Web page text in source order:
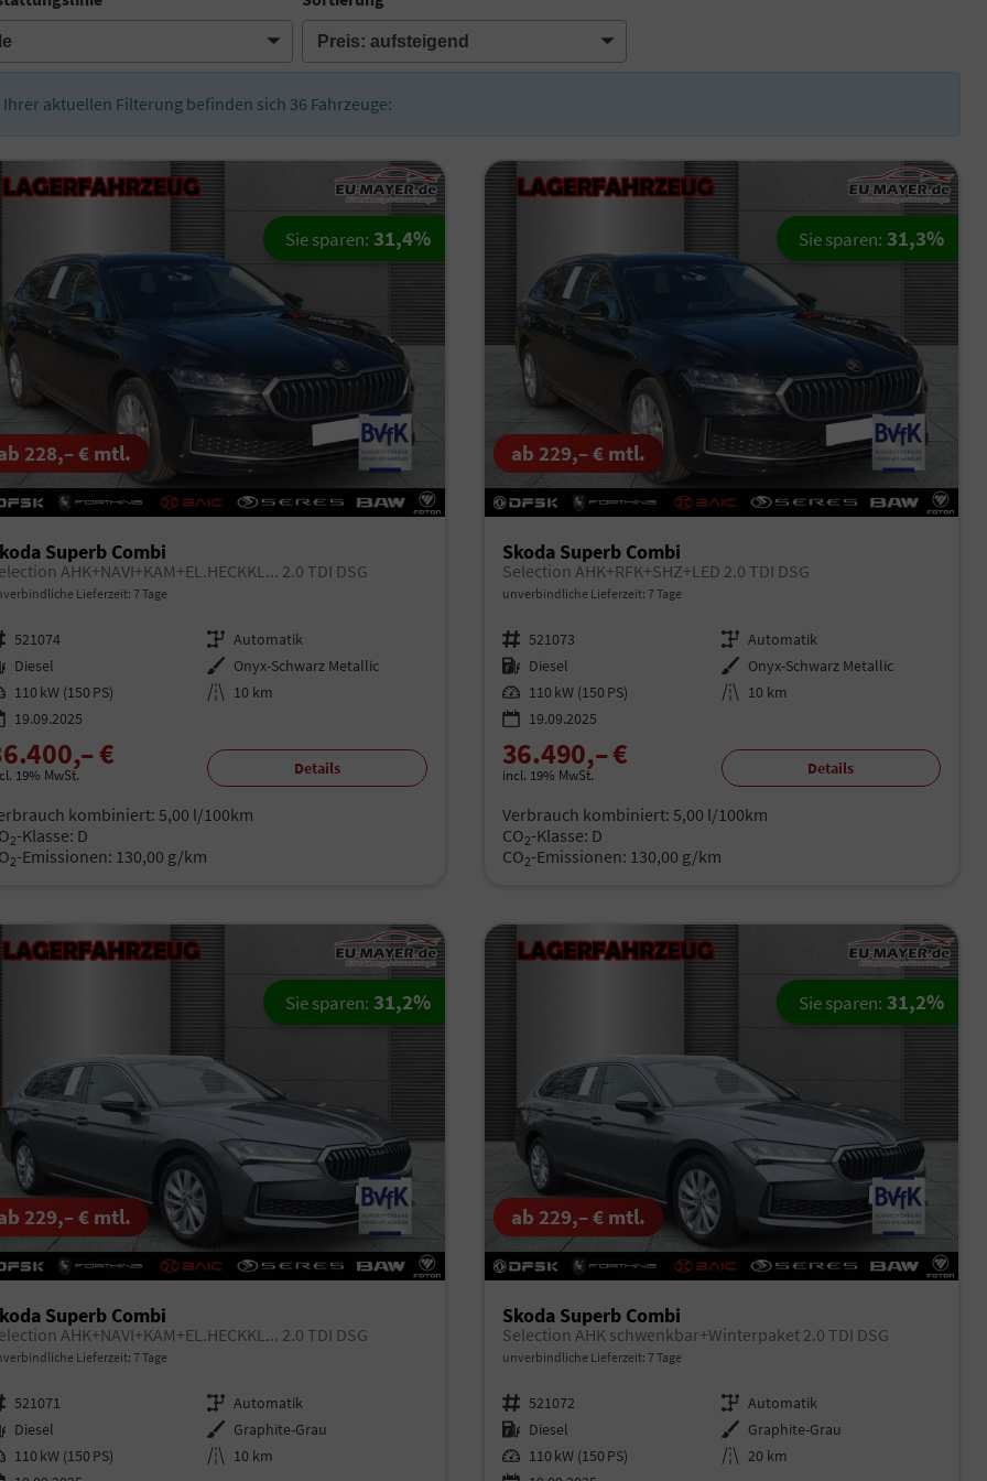
Ihrer aktuellen Filterung befinden sich 36 Fahrzeuge:
228,– € mtl.
Superb Combi
AHK+NAVI+KAM+EL.HECKKL... 2.0 TDI DSG
Lieferzeit:7 Tage
521074 Getriebe Automatik
Diesel Außenfarbe Onyx-Schwarz Metallic
110 kW (150 PS) Kilometerstand 10 km
19.09.2025
€
19% MwSt.
Sie sparen: 31,4%
Details
kombiniert: 5,00 l/100km
2-Klasse: D
2-Emissionen: 130,00 g/km
ab 229,– € mtl.
Skoda Superb Combi
Selection AHK+RFK+SHZ+LED 2.0 TDI DSG
unverbindliche Lieferzeit: 7 Tage
Fahrzeugnr. 521073 Getriebe Automatik
Kraftstoff Diesel Außenfarbe Onyx-Schwarz Metallic
Leistung 110 kW (150 PS) Kilometerstand 10 km
19.09.2025
36.490,– €
incl. 19% MwSt.
Sie sparen: 31,3%
Details
Verbrauch kombiniert: 5,00 l/100km
CO2-Klasse: D
CO2-Emissionen: 130,00 g/km
229,– € mtl.
Superb Combi
AHK+NAVI+KAM+EL.HECKKL... 2.0 TDI DSG
Lieferzeit:7 Tage
521071 Getriebe Automatik
Diesel Außenfarbe Graphite-Grau
110 kW (150 PS) Kilometerstand 10 km
Sie sparen: 31,2%
ab 229,– € mtl.
Skoda Superb Combi
Selection AHK schwenkbar+Winterpaket 2.0 TDI DSG
unverbindliche Lieferzeit: 7 Tage
Fahrzeugnr. 521072 Getriebe Automatik
Kraftstoff Diesel Außenfarbe Graphite-Grau
Leistung 110 kW (150 PS) Kilometerstand 20 km
Sie sparen: 31,2%